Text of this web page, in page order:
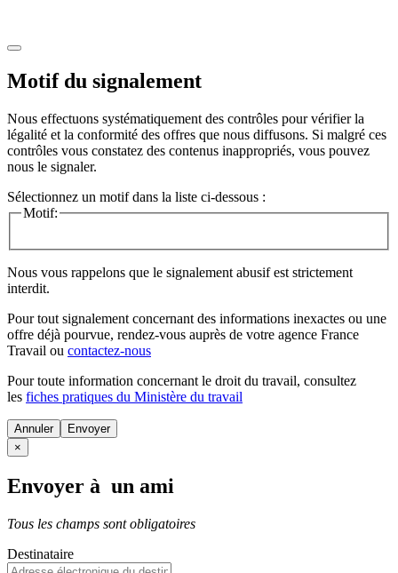
Motif du signalement
Nous effectuons systématiquement des contrôles pour vérifier la
légalité et la conformité des offres que nous diffusons. Si malgré ces
contrôles vous constatez des contenus inappropriés, vous pouvez
nous le signaler.
Sélectionnez un motif dans la liste ci-dessous :
Motif:
Nous vous rappelons que le signalement abusif est strictement
interdit.
Pour tout signalement concernant des informations inexactes ou une
offre déjà pourvue, rendez-vous auprès de votre agence France
Travail ou contactez-nous
Pour toute information concernant le droit du travail, consultez
les fiches pratiques du Ministère du travail
Annuler
×
Envoyer à un ami
Tous les champs sont obligatoires
Destinataire